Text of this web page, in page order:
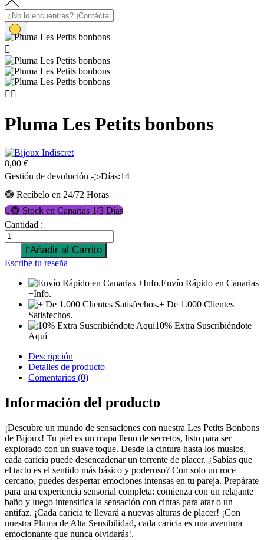
Inicio
Pluma Les Petits bonbons

 
Pluma Les Petits bonbons
8,00 €
Gestión de devolución -▷Días:14
🟢 Recíbelo en 24/72 Horas
🟢 Stock en Canarias 1/3 Días
Cantidad :
Añadir al Carrito
Escribe tu reseña
Envío Rápido en Canarias
+Info.
+ De 1.000 Clientes
Satisfechos.
10% Extra Suscribiéndote
Aquí
Descripción
Detalles de producto
Comentarios (0)
Información del producto
¡Descubre un mundo de sensaciones con nuestra Les Petits Bonbons
de Bijoux! Tu piel es un mapa lleno de secretos, listo para ser
explorado con un suave toque. Desde la cintura hasta los muslos,
cada caricia puede desencadenar un torrente de placer. ¿Sabías que
el tacto es el sentido más básico y poderoso? Con solo un roce
cercano, puedes despertar emociones intensas en tu pareja. Prepárate
para una experiencia sensorial completa: comienza con un relajante
baño y luego intensifica la sensación con cintas para atar o un
antifaz. ¡Cada caricia te llevará a nuevas alturas de placer! ¡Con
nuestra Pluma de Alta Sensibilidad, cada caricia es una aventura
emocionante que nunca olvidarás!.